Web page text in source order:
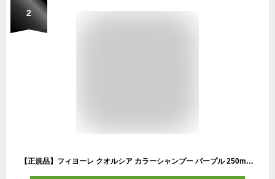
2
【正規品】フィヨーレ クオルシア カラーシャンプー パープル 250mL 紫シャンプー ムラシャン シャンプー 色 Wカラー 紫 ムラサキ ムラサキシャンプー むらさきシャンプー ヘアカラー シャンプー